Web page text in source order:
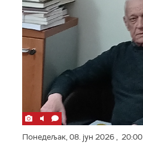
Понедељак,08. јун 2026, 20:00